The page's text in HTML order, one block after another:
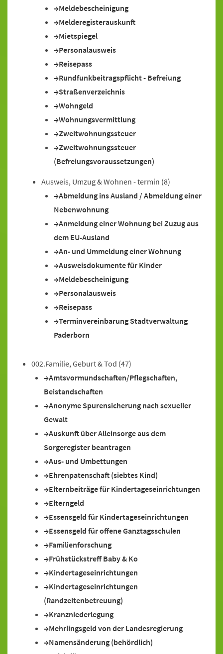
Meldebescheinigung
Melderegisterauskunft
Mietspiegel
Personalausweis
Reisepass
Rundfunkbeitragspflicht - Befreiung
Straßenverzeichnis
Wohngeld
Wohnungsvermittlung
Zweitwohnungssteuer
Zweitwohnungssteuer
(Befreiungsvoraussetzungen)
Ausweis, Umzug & Wohnen - termin (8)
Abmeldung ins Ausland / Abmeldung einer
Nebenwohnung
Anmeldung einer Wohnung bei Zuzug aus
dem EU-Ausland
An- und Ummeldung einer Wohnung
Ausweisdokumente für Kinder
Meldebescheinigung
Personalausweis
Reisepass
Terminvereinbarung Stadtverwaltung
Paderborn
002.Familie, Geburt & Tod (47)
Amtsvormundschaften/Pflegschaften,
Beistandschaften
Anonyme Spurensicherung nach sexueller
Gewalt
Auskunft über Alleinsorge aus dem
Sorgeregister beantragen
Aus- und Umbettungen
Ehrenpatenschaft (siebtes Kind)
Elternbeiträge für Kindertageseinrichtungen
Elterngeld
Essensgeld für Kindertageseinrichtungen
Essensgeld für offene Ganztagsschulen
Familienforschung
Frühstückstreff Baby & Ko
Kindertageseinrichtungen
Kindertageseinrichtungen
(Randzeitenbetreuung)
Kranzniederlegung
Mehrlingsgeld von der Landesregierung
Namensänderung (behördlich)